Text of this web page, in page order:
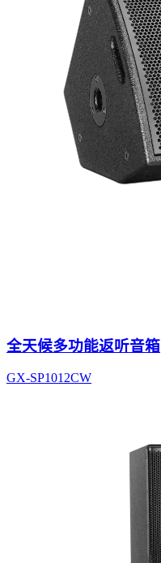
全天候多功能返听音箱
GX-SP1012CW